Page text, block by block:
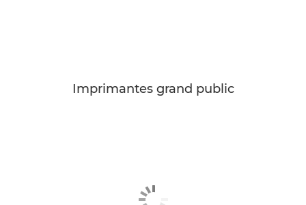
Imprimantes grand public